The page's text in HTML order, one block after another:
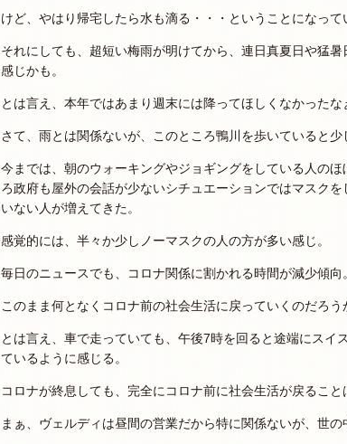
けど、やはり帰宅したら水も滴る・・・ということになって
それにしても、超短い梅雨が明けてから、連日真夏日や猛
感じかも。
とは言え、本年ではあまり週末には降ってほしくなかったな
さて、雨とは関係ないが、このところ鴨川を歩いていると少
今までは、朝のウォーキングやジョギングをしている人の
ろ政府も屋外の会話が少ないシチュエーションではマスク
いない人が増えてきた。
感覚的には、半々か少しノーマスクの人の方が多い感じ。
毎日のニュースでも、コロナ関係に割かれる時間が減少傾向。
このまま何となくコロナ前の社会生活に戻っていくのだろう
とは言え、車で走っていても、午後7時を回ると途端にスイ
ているように感じる。
コロナが終息しても、完全にコロナ前に社会生活が戻ること
まぁ、ヴェルディは昼間の営業だから特に関係ないが、世